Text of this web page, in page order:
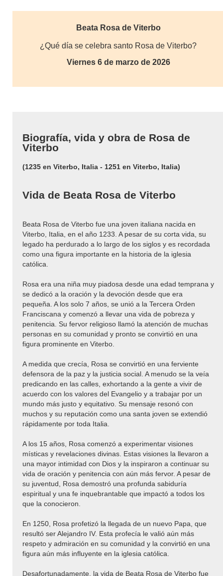
Beata Rosa de Viterbo
¿Qué día se celebra santo Rosa de Viterbo?
Viernes 6 de marzo de 2026
Biografía, vida y obra de Rosa de
Viterbo
(1235 en Viterbo, Italia - 1251 en Viterbo, Italia)
Vida de Beata Rosa de Viterbo
Beata Rosa de Viterbo fue una joven italiana nacida en
Viterbo, Italia, en el año 1233. A pesar de su corta vida, su
legado ha perdurado a lo largo de los siglos y es recordada
como una figura importante en la historia de la iglesia
católica.
Rosa era una niña muy piadosa desde una edad temprana y
se dedicó a la oración y la devoción desde que era
pequeña. A los solo 7 años, se unió a la Tercera Orden
Franciscana y comenzó a llevar una vida de pobreza y
penitencia. Su fervor religioso llamó la atención de muchas
personas en su comunidad y pronto se convirtió en una
figura prominente en Viterbo.
A medida que crecía, Rosa se convirtió en una ferviente
defensora de la paz y la justicia social. A menudo se la veía
predicando en las calles, exhortando a la gente a vivir de
acuerdo con los valores del Evangelio y a trabajar por un
mundo más justo y equitativo. Su mensaje resonó con
muchos y su reputación como una santa joven se extendió
rápidamente por toda Italia.
A los 15 años, Rosa comenzó a experimentar visiones
místicas y revelaciones divinas. Estas visiones la llevaron a
una mayor intimidad con Dios y la inspiraron a continuar su
vida de oración y penitencia con aún más fervor. A pesar de
su juventud, Rosa demostró una profunda sabiduría
espiritual y una fe inquebrantable que impactó a todos los
que la conocieron.
En 1250, Rosa profetizó la llegada de un nuevo Papa, que
resultó ser Alejandro IV. Esta profecía le valió aún más
respeto y admiración en su comunidad y la convirtió en una
figura aún más influyente en la iglesia católica.
Desafortunadamente, la vida de Beata Rosa de Viterbo fue